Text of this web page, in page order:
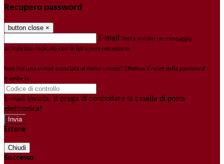
Recupero password
button close ×
E-mail Verrà inviato un messaggio
all'indirizzo indicato con le istruzioni necessarie.
Non hai una e-mail associata al nome utente? Effettua il reset della password
tramite la
E-mail inviata, si prega di controllare la casella di posta
elettronica!
Errore
Chiudi
Successo